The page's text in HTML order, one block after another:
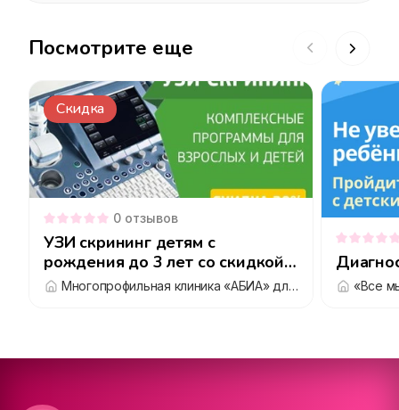
Посмотрите еще
Скидка
0 отзывов
УЗИ скрининг детям с
рождения до 3 лет со скидкой
20%
Многопрофильная клиника «АБИА» для взрослых и детей